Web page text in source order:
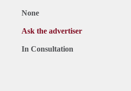
None
Ask the advertiser
In Consultation